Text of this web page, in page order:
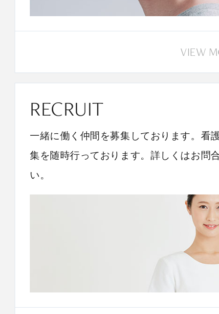
VIEW
RECRUIT
一緒に働く仲間を募集しております。看
集を随時行っております。詳しくはお問
い。